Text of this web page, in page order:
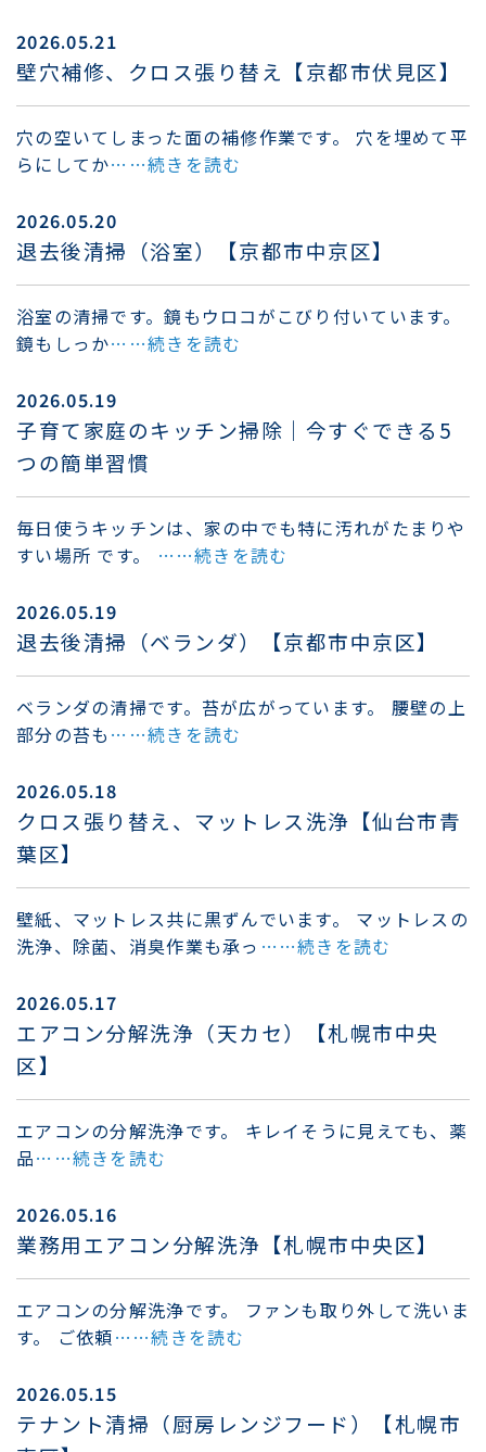
2026.05.21
壁穴補修、クロス張り替え【京都市伏見区】
穴の空いてしまった面の補修作業です。 穴を埋めて平
らにしてか……続きを読む
2026.05.20
退去後清掃（浴室）【京都市中京区】
浴室の清掃です。鏡もウロコがこびり付いています。
鏡もしっか……続きを読む
2026.05.19
子育て家庭のキッチン掃除｜今すぐできる5
つの簡単習慣
毎日使うキッチンは、家の中でも特に汚れがたまりや
すい場所 です。
……続きを読む
2026.05.19
退去後清掃（ベランダ）【京都市中京区】
ベランダの清掃です。苔が広がっています。 腰壁の上
部分の苔も ……続きを読む
2026.05.18
クロス張り替え、マットレス洗浄【仙台市青
葉区】
壁紙、マットレス共に黒ずんでいます。 マットレスの
洗浄、除菌、消臭作業も承っ ……続きを読む
2026.05.17
エアコン分解洗浄（天カセ）【札幌市中央
区】
エアコンの分解洗浄です。 キレイそうに見えても、薬
品……続きを読む
2026.05.16
業務用エアコン分解洗浄【札幌市中央区】
エアコンの分解洗浄です。 ファンも取り外して洗いま
す。 ご依頼……続きを読む
2026.05.15
テナント清掃（厨房レンジフード）【札幌市